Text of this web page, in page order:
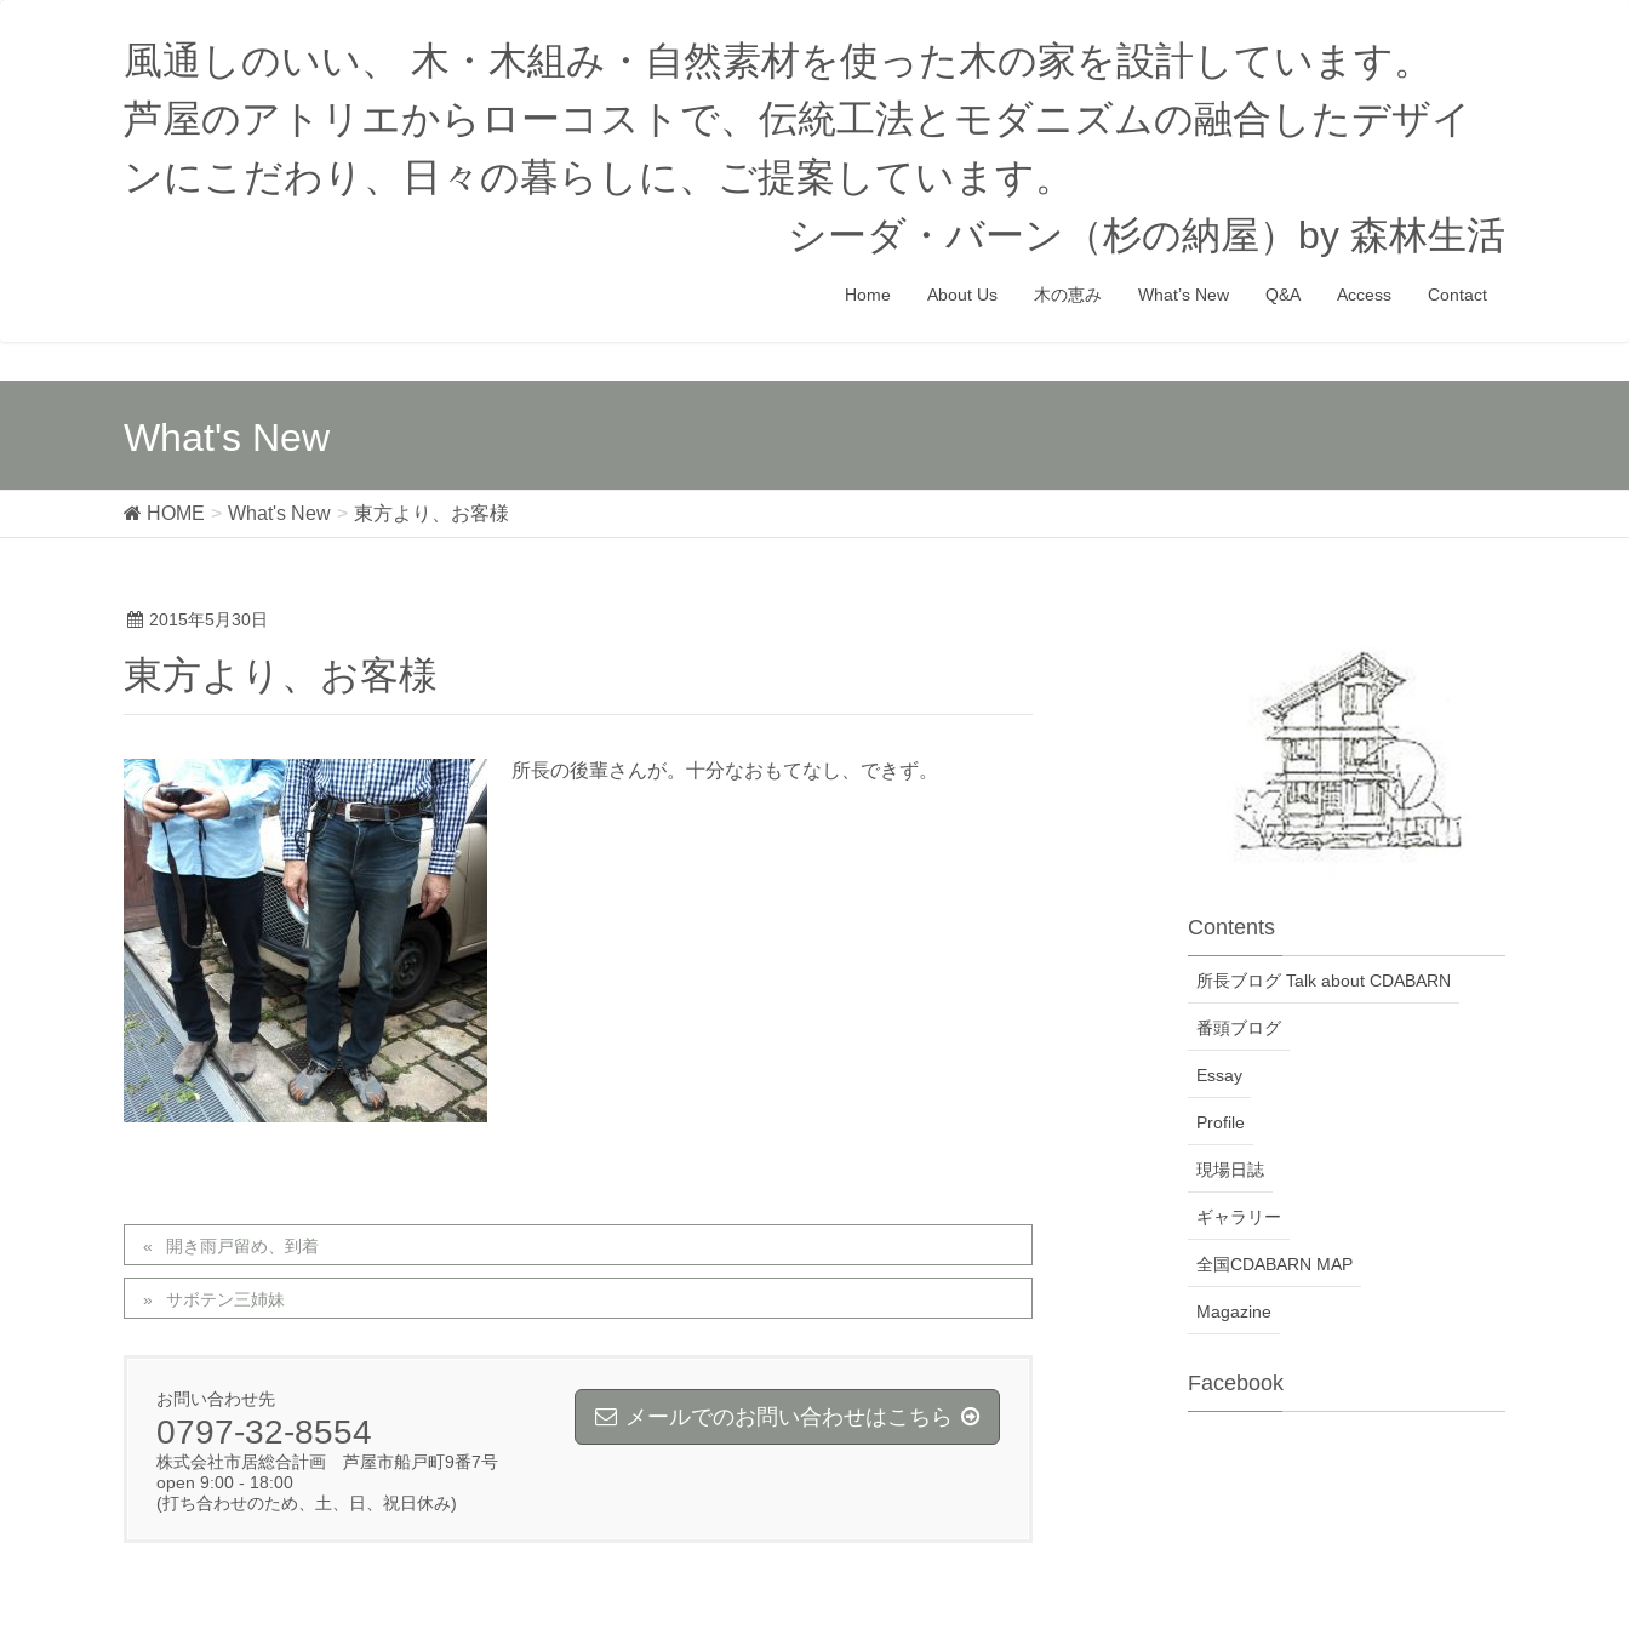
風通しのいい、 木・木組み・自然素材を使った木の家を設計しています。
芦屋のアトリエからローコストで、伝統工法とモダニズムの融合したデザイ
ンにこだわり、日々の暮らしに、ご提案しています。
シーダ・バーン（杉の納屋）by 森林生活
Home About Us 木の恵み What’s New Q&A Access Contact
What's New
HOME What's New 東方より、お客様
2015年5月30日
東方より、お客様
所長の後輩さんが。十分なおもてなし、できず。
開き雨戸留め、到着
サボテン三姉妹
お問い合わせ先
0797-32-8554
株式会社市居総合計画 芦屋市船戸町9番7号
open 9:00 - 18:00
(打ち合わせのため、土、日、祝日休み)
メールでのお問い合わせはこちら
Contents
所長ブログ Talk about CDABARN
番頭ブログ
Essay
Profile
現場日誌
ギャラリー
全国CDABARN MAP
Magazine
Facebook